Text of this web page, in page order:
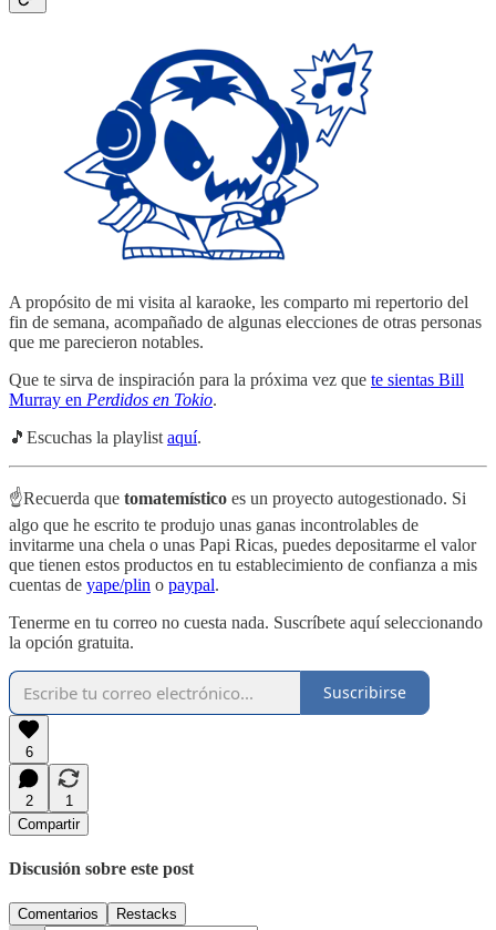
A propósito de mi visita al karaoke, les comparto mi repertorio del
fin de semana, acompañado de algunas elecciones de otras personas
que me parecieron notables.
Que te sirva de inspiración para la próxima vez que te sientas Bill
Murray en Perdidos en Tokio.
🎵Escuchas la playlist aquí.
☝️Recuerda que tomatemístico es un proyecto autogestionado. Si
algo que he escrito te produjo unas ganas incontrolables de
invitarme una chela o unas Papi Ricas, puedes depositarme el valor
que tienen estos productos en tu establecimiento de confianza a mis
cuentas de yape/plin o paypal.
Tenerme en tu correo no cuesta nada. Suscríbete aquí seleccionando
la opción gratuita.
Suscribirse
6
2
1
Compartir
Discusión sobre este post
Comentarios Restacks